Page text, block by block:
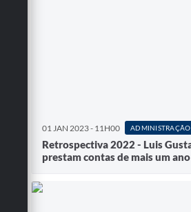
01 JAN 2023 - 11H00 ADMINISTRAÇÃO
Retrospectiva 2022 - Luis
prestam contas de mais um